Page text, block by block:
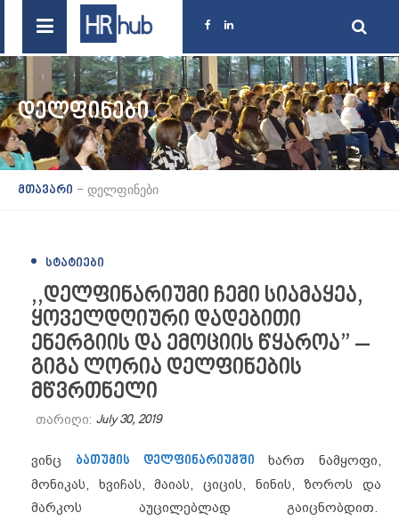
ᲓᲔᲚᲤᲘᲜᲔᲑᲘ
მთავარი - დელფინები
ᲡᲢᲐᲢᲘᲔᲑᲘ
,,დელფინარიუმი ჩემი სიამაყეა,
ყოველდღიური დადებითი
ენერგიის და ემოციის წყაროა” –
გიგა ლორია დელფინების
მწვრთნელი
თარიღი: July 30, 2019
ვინც ბათუმის დელფინარიუმში ხართ ნამყოფი,
მონიკას, ხვიჩას, მაიას, ციცის, ნინის, ზოროს და
მარკოს აუცილებლად გაიცნობდით.